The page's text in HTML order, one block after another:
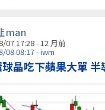
man
07 17:28 - 12 月前
08 08:17 - iwm
晶吃下蘋果大單 半